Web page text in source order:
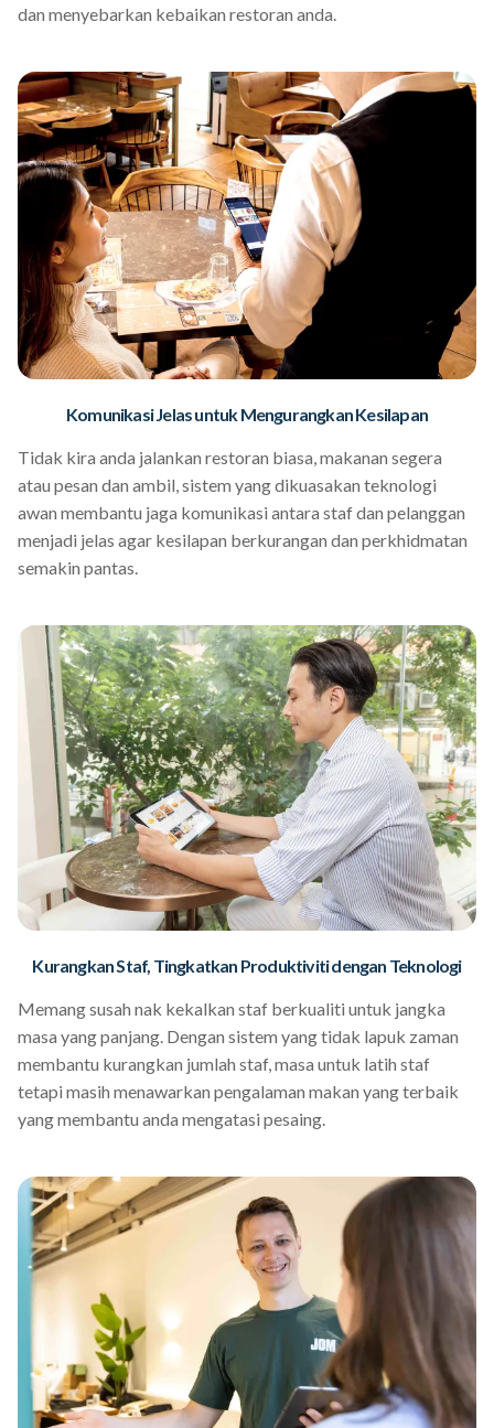
dan menyebarkan kebaikan restoran anda.
Komunikasi Jelas untuk Mengurangkan Kesilapan
Tidak kira anda jalankan restoran biasa, makanan segera
atau pesan dan ambil, sistem yang dikuasakan teknologi
awan membantu jaga komunikasi antara staf dan pelanggan
menjadi jelas agar kesilapan berkurangan dan perkhidmatan
semakin pantas.
Kurangkan Staf, Tingkatkan Produktiviti dengan Teknologi
Memang susah nak kekalkan staf berkualiti untuk jangka
masa yang panjang. Dengan sistem yang tidak lapuk zaman
membantu kurangkan jumlah staf, masa untuk latih staf
tetapi masih menawarkan pengalaman makan yang terbaik
yang membantu anda mengatasi pesaing.